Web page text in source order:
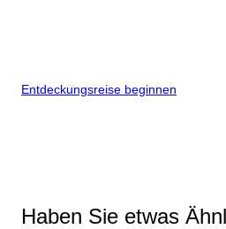
Entdeckungsreise beginnen
Haben Sie etwas